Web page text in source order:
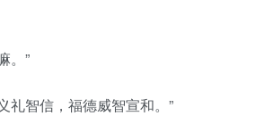
。”
礼智信，福德威智宣和。”